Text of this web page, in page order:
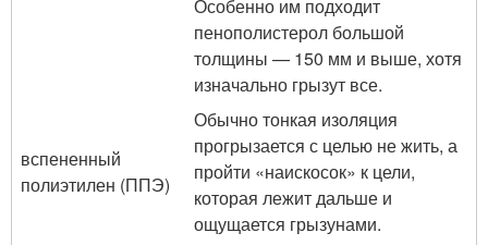
Особенно им подходит
пенополистерол большой
толщины — 150 мм и выше, хотя
изначально грызут все.
вспененный
полиэтилен (ППЭ)
Обычно тонкая изоляция
прогрызается с целью не жить, а
пройти «наискосок» к цели,
которая лежит дальше и
ощущается грызунами.